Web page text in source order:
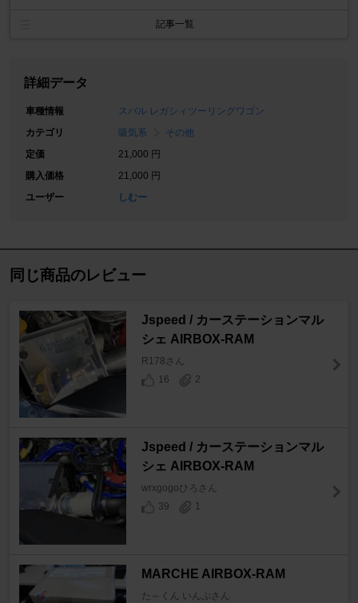
記事一覧
詳細データ
車種情報
スバル レガシィツーリングワゴン
カテゴリ
吸気系
その他
定価
21,000 円
購入価格
21,000 円
ユーザー
しむー
同じ商品のレビュー
Jspeed / カーステーションマル
シェ AIRBOX-RAM
R178さん
16
2
Jspeed / カーステーションマル
シェ AIRBOX-RAM
wrxgogoひろさん
39
1
MARCHE AIRBOX-RAM
た～くん いんぷさん